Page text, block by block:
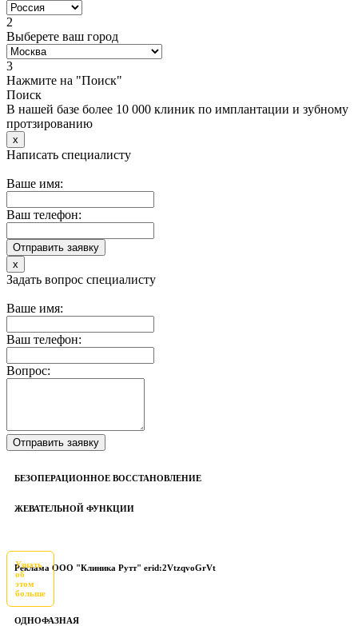
2
Выберете ваш город
3
Нажмите на "Поиск"
Поиск
В нашей базе более 10 000 клиник по имплантации и зубному
протзированию
x
Написать специалисту
Ваше имя:
Ваш телефон:
x
Задать вопрос специалисту
Ваше имя:
Ваш телефон:
Вопрос:
БЕЗОПЕРАЦИОННОЕ ВОССТАНОВЛЕНИЕ
ЖЕВАТЕЛЬНОЙ ФУНКЦИИ
Реклама ООО "Клиника Рутт" erid:2VtzqvoGrVt
Узнать
об
этом
больше
ОДНОФАЗНАЯ